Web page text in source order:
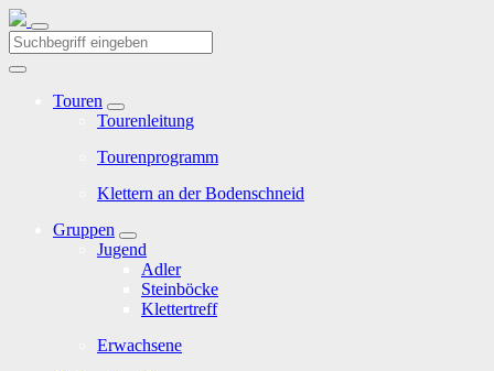
Touren
Tourenleitung
Tourenprogramm
Klettern an der Bodenschneid
Gruppen
Jugend
Adler
Steinböcke
Klettertreff
Erwachsene